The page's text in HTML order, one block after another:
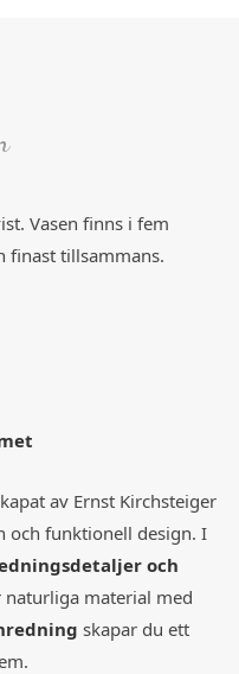
Vasen finns i fem
finast tillsammans.
av Ernst Kirchsteiger
och funktionell design. I
och
material med
skapar du ett